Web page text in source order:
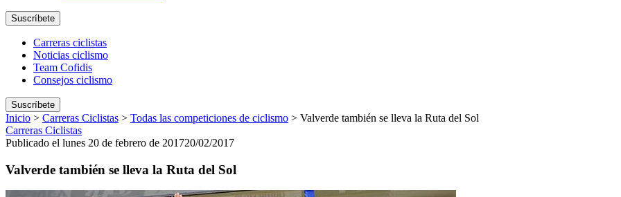
Suscríbete
Carreras ciclistas
Noticias ciclismo
Team Cofidis
Consejos ciclismo
Suscríbete
Inicio > Carreras Ciclistas > Todas las competiciones de ciclismo > Valverde también se lleva la Ruta del Sol
Carreras Ciclistas
Publicado el lunes 20 de febrero de 201720/02/2017
Valverde también se lleva la Ruta del Sol